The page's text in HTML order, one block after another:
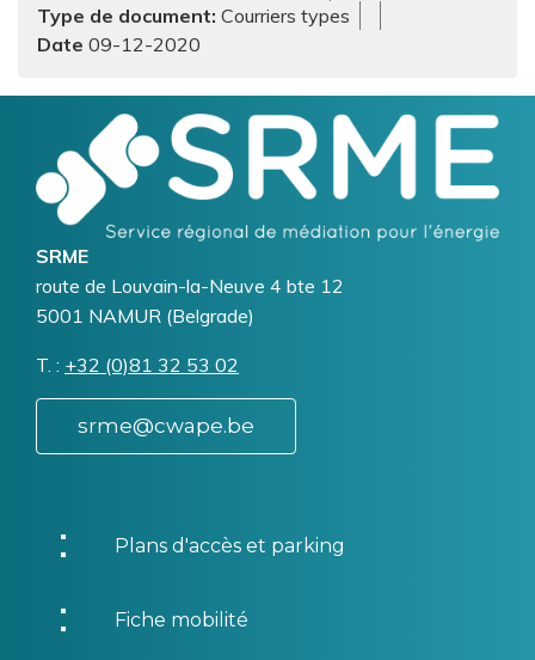
Type de document Courriers types
09-12-2020
SRME
Addresse
route de Louvain-la-Neuve 4 bte 12
5001 NAMUR (Belgrade)
T. Téléphone
+32 (0)81 32 53 02
srme@cwape.be
Plans d'accès et parking
Fiche mobilité